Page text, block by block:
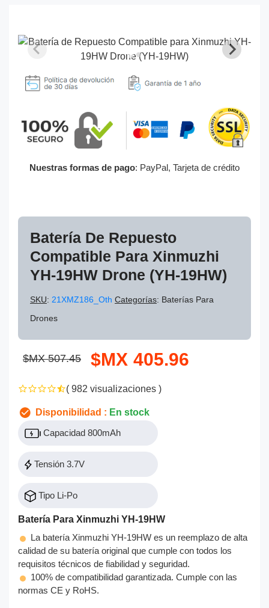
Nuestras formas de pago: PayPal, Tarjeta de crédito
Batería De Repuesto
Compatible Para Xinmuzhi
YH-19HW Drone (YH-19HW)
SKU: 21XMZ186_Oth Categorías: Baterías Para
Drones
$MX 507.45 $MX 405.96
( 982 visualizaciones )
Disponibilidad : En stock
Capacidad 800mAh
Tensión 3.7V
Tipo Li-Po
Batería Para Xinmuzhi YH-19HW
La batería Xinmuzhi YH-19HW es un reemplazo de alta
calidad de su batería original que cumple con todos los
requisitos técnicos de fiabilidad y seguridad.
100% de compatibilidad garantizada. Cumple con las
normas CE y RoHS.